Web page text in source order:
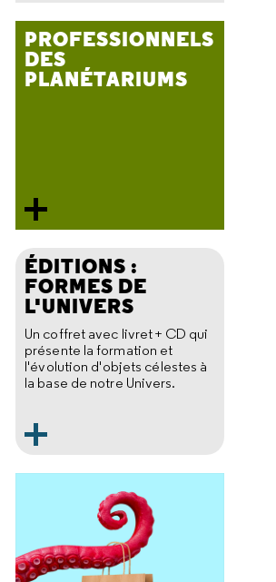
PROFESSIONNELS
DES
PLANÉTARIUMS
ÉDITIONS :
FORMES DE
L'UNIVERS
Un coffret avec livret + CD qui
présente la formation et
l'évolution d'objets célestes à
la base de notre Univers.